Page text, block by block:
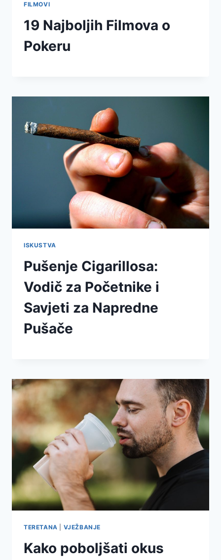
FILMOVI
19 Najboljih Filmova o
Pokeru
ISKUSTVA
Pušenje Cigarillosa:
Vodič za Početnike i
Savjeti za Napredne
Pušače
TERETANA VJEŽBANJE
Kako poboljšati okus